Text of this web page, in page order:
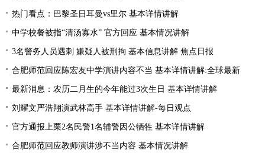
热门看点：巴黎圣日耳曼vs里尔 基本详情讲解
中学校餐被指“清汤寡水” 官方回应 基本情况讲解
3名警务人员遇刺 嫌疑人被刑拘 基本信息讲解 焦点日报
合肥师范回应陈宏友中学演讲内容不当 基本详情讲解:全球最新
最新消息：农历二月生的今年能过3次生日 基本详情讲解
刘耀文严浩翔演武林高手 基本详情讲解-每日观点
官方通报上栗2名民警1名辅警因公牺牲 基本详情讲解
合肥师范回应教师演讲涉不当内容 基本情况讲解